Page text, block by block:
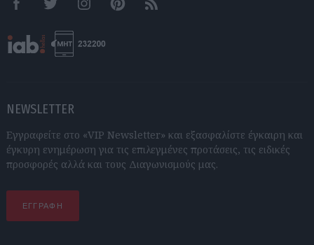
FacebookTwitter InstagramPinterestRSS feeds
NEWSLETTER
Εγγραφείτε στο «VIP Newsletter» και εξασφαλίστε έγκαιρη και
έγκυρη ενημέρωση για τις επιλεγμένες προτάσεις, τις ειδικές
προσφορές αλλά και τους Διαγωνισμούς μας.
ΕΓΓΡΑΦΗ